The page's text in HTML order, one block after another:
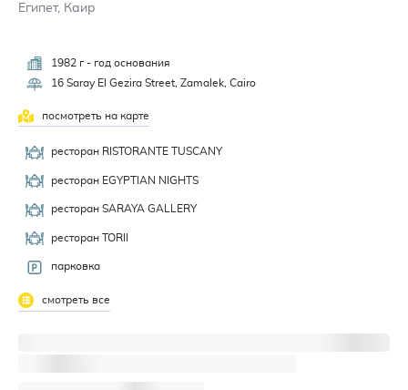
Египет, Каир
1982 г - год основания
16 Saray El Gezira Street, Zamalek, Cairo
посмотреть на карте
ресторан RISTORANTE TUSCANY
ресторан EGYPTIAN NIGHTS
ресторан SARAYA GALLERY
ресторан TORII
парковка
смотреть все